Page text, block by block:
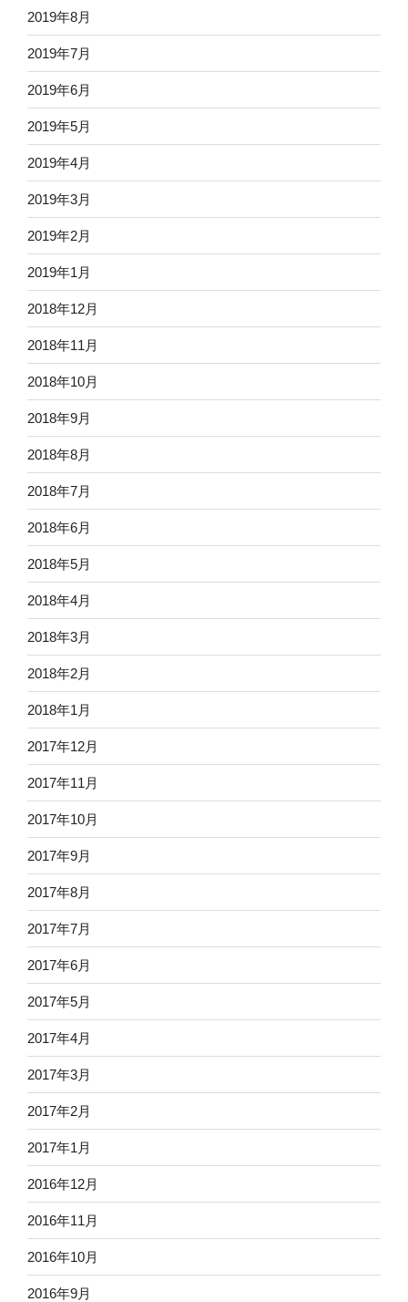
2019年8月
2019年7月
2019年6月
2019年5月
2019年4月
2019年3月
2019年2月
2019年1月
2018年12月
2018年11月
2018年10月
2018年9月
2018年8月
2018年7月
2018年6月
2018年5月
2018年4月
2018年3月
2018年2月
2018年1月
2017年12月
2017年11月
2017年10月
2017年9月
2017年8月
2017年7月
2017年6月
2017年5月
2017年4月
2017年3月
2017年2月
2017年1月
2016年12月
2016年11月
2016年10月
2016年9月